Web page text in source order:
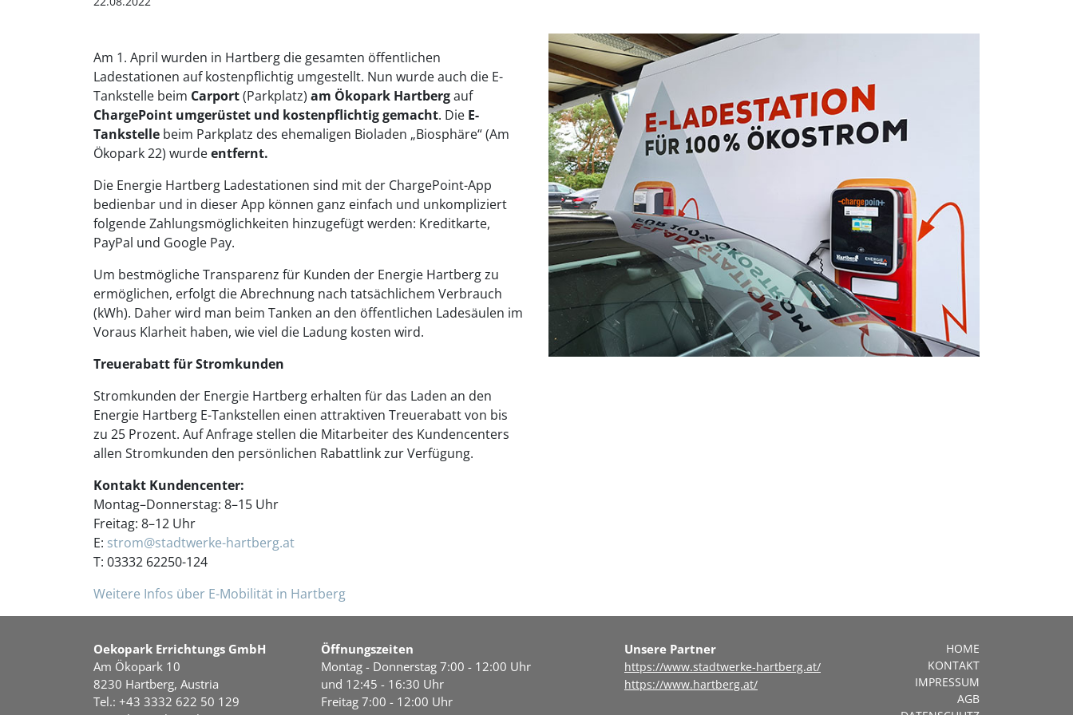
Am 1. April wurden in Hartberg die gesamten öffentlichen
Ladestationen auf kostenpflichtig umgestellt. Nun wurde auch die E-
Tankstelle beim Carport(Parkplatz) am Ökopark Hartbergauf
ChargePoint umgerüstet und kostenpflichtig gemacht. Die E-
Tankstelle beim Parkplatz des ehemaligen Bioladen „Biosphäre“ (Am
Ökopark 22) wurdeentfernt.
Die Energie Hartberg Ladestationen sind mit der ChargePoint-App
bedienbar und in dieser App können ganz einfach und unkompliziert
folgende Zahlungsmöglichkeiten hinzugefügt werden: Kreditkarte,
PayPal und Google Pay.
Um bestmögliche Transparenz für Kunden der Energie Hartberg zu
ermöglichen, erfolgt die Abrechnung nach tatsächlichem Verbrauch
(kWh). Daher wird man beim Tanken an den öffentlichen Ladesäulen im
Voraus Klarheit haben, wie viel die Ladung kosten wird.
Treuerabatt für Stromkunden
Stromkunden der Energie Hartberg erhalten für das Laden an den
Energie Hartberg E-Tankstellen einen attraktiven Treuerabatt von bis
zu 25 Prozent. Auf Anfrage stellen die Mitarbeiter des Kundencenters
allen Stromkunden den persönlichen Rabattlink zur Verfügung.
Kontakt Kundencenter:
Montag–Donnerstag: 8–15 Uhr
Freitag: 8–12 Uhr
E: strom@stadtwerke-hartberg.at
T: 03332 62250-124
Weitere Infos über E-Mobilität in Hartberg
Oekopark Errichtungs GmbH
Am Ökopark 10
8230 Hartberg, Austria
Tel.: +43 3332 622 50 129
Öffnungszeiten
Montag - Donnerstag 7:00 - 12:00 Uhr
und 12:45 - 16:30 Uhr
Freitag 7:00 - 12:00 Uhr
Unsere Partner
https://www.stadtwerke-hartberg.at/
https://www.hartberg.at/
HOME
KONTAKT
IMPRESSUM
AGB